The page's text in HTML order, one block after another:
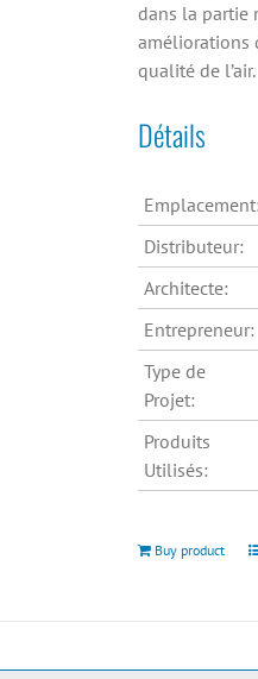
dans la partie
améliorations
qualité de l’air.
Détails
Emplacement:
Distributeur:
Architecte:
Entrepreneur:
Type de
Projet:
Produits
Utilisés:
Buy product